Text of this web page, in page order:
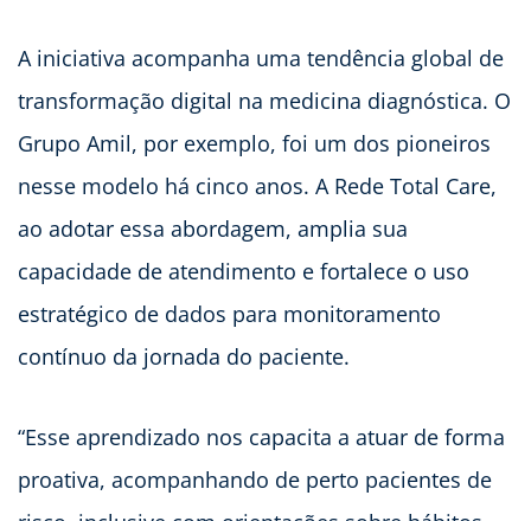
A iniciativa acompanha uma tendência global de
transformação digital na medicina diagnóstica. O
Grupo Amil, por exemplo, foi um dos pioneiros
nesse modelo há cinco anos. A Rede Total Care,
ao adotar essa abordagem, amplia sua
capacidade de atendimento e fortalece o uso
estratégico de dados para monitoramento
contínuo da jornada do paciente.
“Esse aprendizado nos capacita a atuar de forma
proativa, acompanhando de perto pacientes de